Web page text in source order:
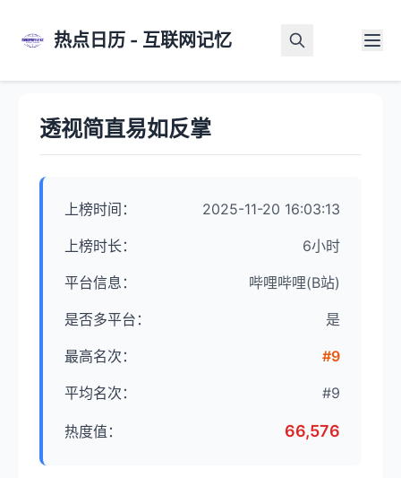
热点日历 - 互联网记忆
透视简直易如反掌
上榜时间： 2025-11-20 16:03:13
上榜时长： 6小时
平台信息： 哔哩哔哩(B站)
是否多平台： 是
最高名次： #9
平均名次： #9
热度值： 66,576